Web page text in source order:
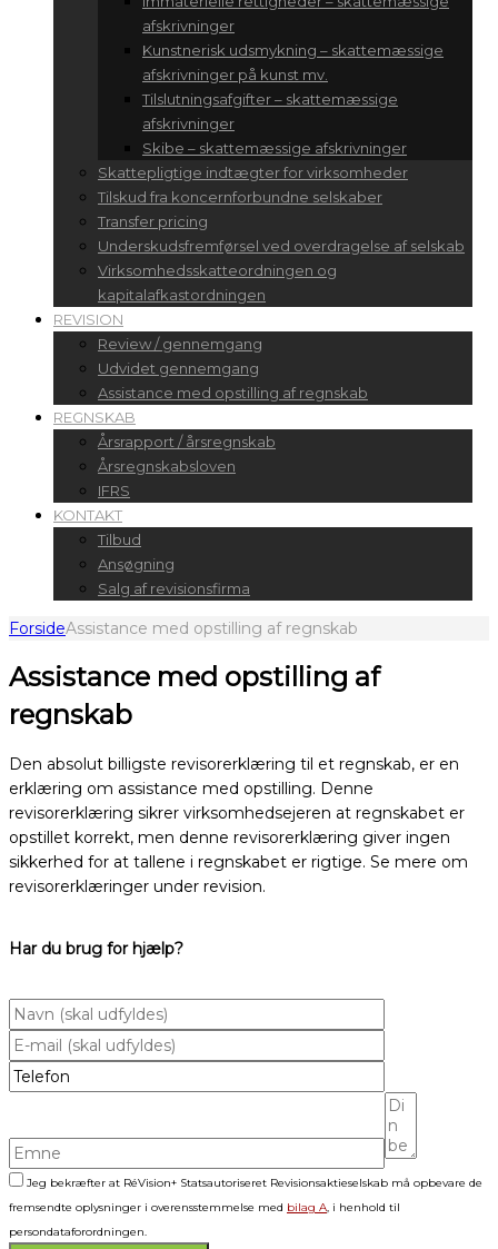
afskrivninger
Kunstnerisk udsmykning – skattemæssige
afskrivninger på kunst mv.
Tilslutningsafgifter – skattemæssige
afskrivninger
Skibe – skattemæssige afskrivninger
Skattepligtige indtægter for virksomheder
Tilskud fra koncernforbundne selskaber
Transfer pricing
Underskudsfremførsel ved overdragelse af selskab
Virksomhedsskatteordningen og
kapitalafkastordningen
REVISION
Review / gennemgang
Udvidet gennemgang
Assistance med opstilling af regnskab
REGNSKAB
Årsrapport / årsregnskab
Årsregnskabsloven
IFRS
KONTAKT
Tilbud
Ansøgning
Salg af revisionsfirma
ForsideAssistance med opstilling af regnskab
Assistance med opstilling af
regnskab
Den absolut billigste revisorerklæring til et regnskab, er en
erklæring om assistance med opstilling. Denne
revisorerklæring sikrer virksomhedsejeren at regnskabet er
opstillet korrekt, men denne revisorerklæring giver ingen
sikkerhed for at tallene i regnskabet er rigtige. Se mere om
revisorerklæringer under revision.
Har du brug for hjælp?
Jeg bekræfter at RéVision+ Statsautoriseret Revisionsaktieselskab må opbevare de
fremsendte oplysninger i overensstemmelse med bilag A, i henhold til
persondataforordningen.